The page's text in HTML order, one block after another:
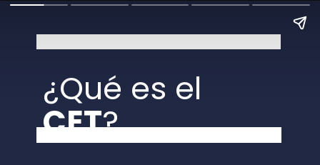
¿Qué es el
CET?